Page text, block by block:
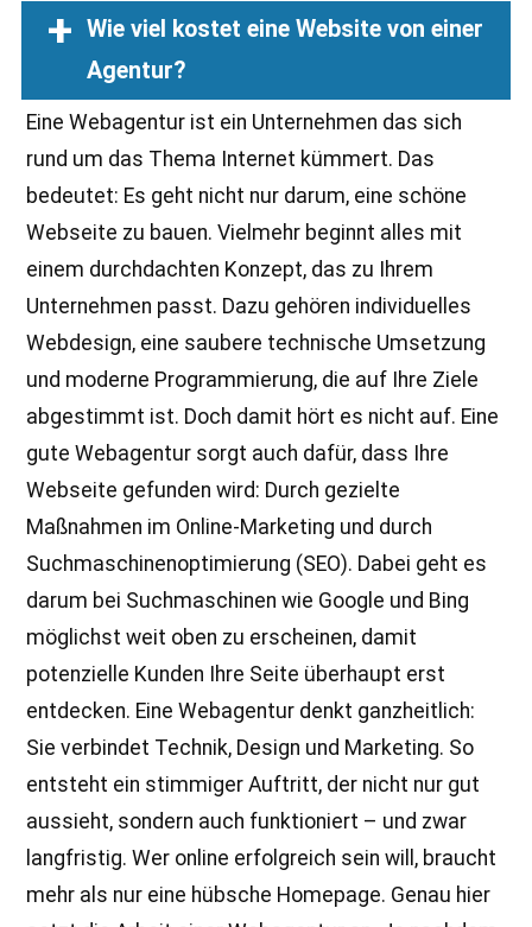
Wie viel kostet eine Website von einer
Agentur?
Eine Webagentur ist ein Unternehmen das sich
rund um das Thema Internet kümmert. Das
bedeutet: Es geht nicht nur darum, eine schöne
Webseite zu bauen. Vielmehr beginnt alles mit
einem durchdachten Konzept, das zu Ihrem
Unternehmen passt. Dazu gehören individuelles
Webdesign, eine saubere technische Umsetzung
und moderne Programmierung, die auf Ihre Ziele
abgestimmt ist. Doch damit hört es nicht auf. Eine
gute Webagentur sorgt auch dafür, dass Ihre
Webseite gefunden wird: Durch gezielte
Maßnahmen im Online-Marketing und durch
Suchmaschinenoptimierung (SEO). Dabei geht es
darum bei Suchmaschinen wie Google und Bing
möglichst weit oben zu erscheinen, damit
potenzielle Kunden Ihre Seite überhaupt erst
entdecken. Eine Webagentur denkt ganzheitlich:
Sie verbindet Technik, Design und Marketing. So
entsteht ein stimmiger Auftritt, der nicht nur gut
aussieht, sondern auch funktioniert – und zwar
langfristig. Wer online erfolgreich sein will, braucht
mehr als nur eine hübsche Homepage. Genau hier